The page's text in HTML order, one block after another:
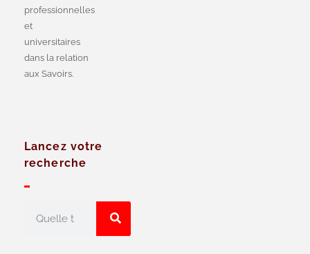
professionnelles
et
universitaires
dans la relation
aux Savoirs.
Lancez votre
recherche